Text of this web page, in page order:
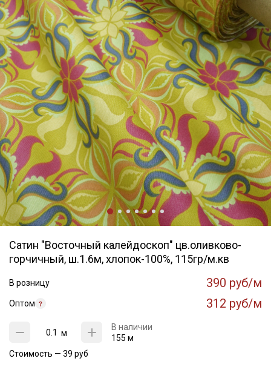
Сатин "Восточный калейдоскоп" цв.оливково-
горчичный, ш.1.6м, хлопок-100%, 115гр/м.кв
В розницу 390 руб/м
Оптом 312 руб/м
м
В наличии
155 м
Стоимость — 39 руб